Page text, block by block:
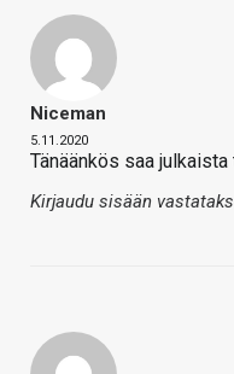
Niceman
5.11.2020
Tänäänkös saa
Kirjaudu sisään